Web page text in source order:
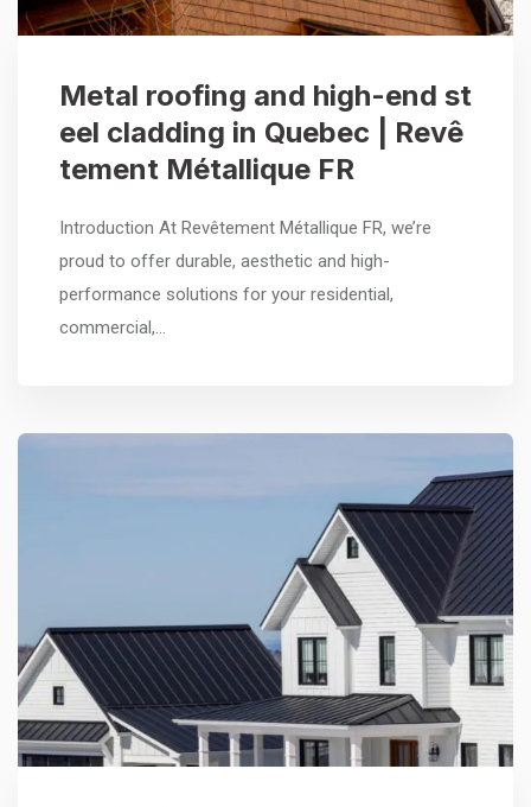
Metal roofing and high-end st
eel cladding in Quebec | Revê
tement Métallique FR
Introduction At Revêtement Métallique FR, we’re
proud to offer durable, aesthetic and high-
performance solutions for your residential,
commercial,…